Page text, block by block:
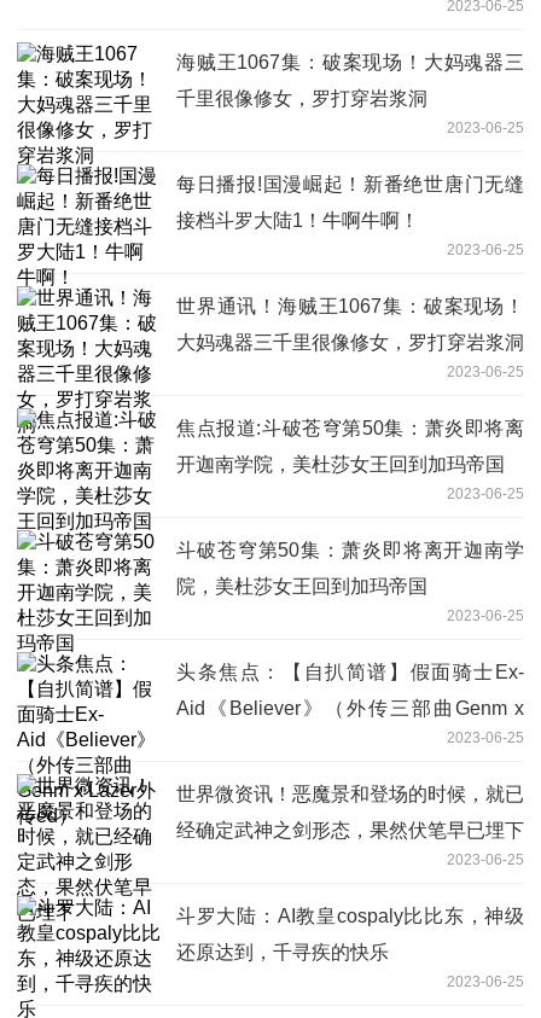
2023-06-25
海贼王1067集：破案现场！大妈魂器三
千里很像修女，罗打穿岩浆洞
2023-06-25
每日播报!国漫崛起！新番绝世唐门无缝
接档斗罗大陆1！牛啊牛啊！
2023-06-25
世界通讯！海贼王1067集：破案现场！
大妈魂器三千里很像修女，罗打穿岩浆洞
2023-06-25
焦点报道:斗破苍穹第50集：萧炎即将离
开迦南学院，美杜莎女王回到加玛帝国
2023-06-25
斗破苍穹第50集：萧炎即将离开迦南学
院，美杜莎女王回到加玛帝国
2023-06-25
头条焦点：【自扒简谱】假面骑士Ex-
Aid《Believer》（外传三部曲Genm x
2023-06-25
世界微资讯！恶魔景和登场的时候，就已
经确定武神之剑形态，果然伏笔早已埋下
2023-06-25
斗罗大陆：AI教皇cospaly比比东，神级
还原达到，千寻疾的快乐
2023-06-25